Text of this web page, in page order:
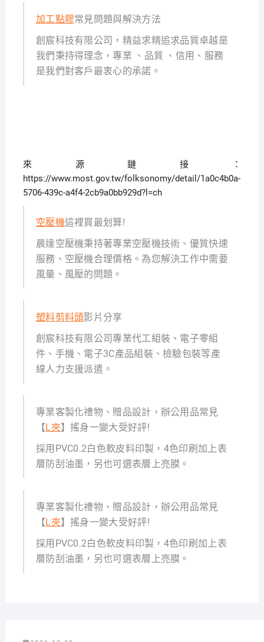
加工點膠常見問題與解決方法
創宸科技有限公司，精益求精追求品質卓越是
我們秉持得理念，專業 、品質 、信用、服務
是我們對客戶最衷心的承諾。
來源鏈接：
https://www.most.gov.tw/folksonomy/detail/1a0c4b0a-
5706-439c-a4f4-2cb9a0bb929d?l=ch
空壓機這裡買最划算!
晨達空壓機秉持著專業空壓機技術、優質快速
服務、空壓機合理價格。為您解決工作中需要
風量、風壓的問題。
塑料剪料頭影片分享
創宸科技有限公司專業代工組裝、電子零組
件、手機、電子3C產品組裝、檢驗包裝等產
線人力支援派遣。
專業客製化禮物、贈品設計，辦公用品常見
【L夾】搖身一變大受好評!
採用PVC0.2白色軟皮料印製，4色印刷加上表
層防刮油墨，另也可選表層上亮膜。
專業客製化禮物、贈品設計，辦公用品常見
【L夾】搖身一變大受好評!
採用PVC0.2白色軟皮料印製，4色印刷加上表
層防刮油墨，另也可選表層上亮膜。